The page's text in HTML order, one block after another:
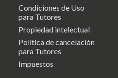
Condiciones de Uso
para Tutores
Propiedad intelectual
Política de cancelación
para Tutores
Impuestos